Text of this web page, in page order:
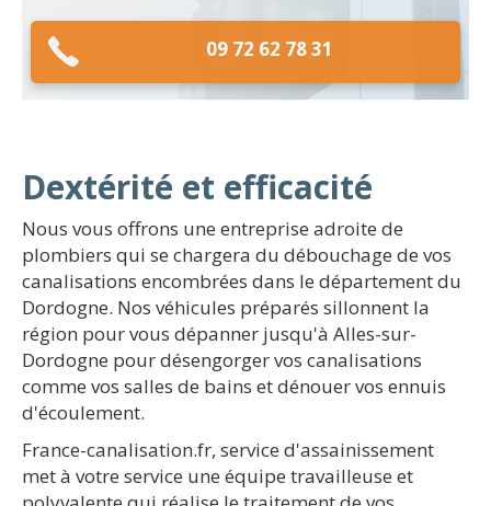
09 72 62 78 31
Dextérité et efficacité
Nous vous offrons une entreprise adroite de
plombiers qui se chargera du débouchage de vos
canalisations encombrées dans le département du
Dordogne. Nos véhicules préparés sillonnent la
région pour vous dépanner jusqu'à Alles-sur-
Dordogne pour désengorger vos canalisations
comme vos salles de bains et dénouer vos ennuis
d'écoulement.
France-canalisation.fr, service d'assainissement
met à votre service une équipe travailleuse et